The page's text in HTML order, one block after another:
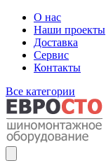
О нас
Наши проекты
Доставка
Сервис
Контакты
Все категории